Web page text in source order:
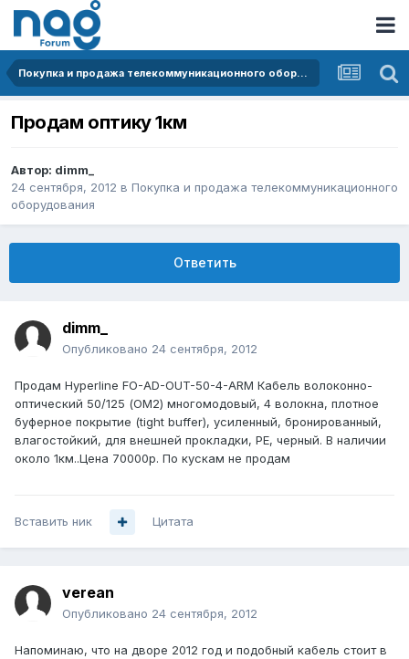
Покупка и продажа телекоммуникационного оборудования
Продам оптику 1км
Автор: dimm_
24 сентября, 2012 в Покупка и продажа телекоммуникационного
оборудования
Ответить
dimm_
Опубликовано 24 сентября, 2012
Продам Hyperline FO-AD-OUT-50-4-ARM Кабель волоконно-
оптический 50/125 (OM2) многомодовый, 4 волокна, плотное
буферное покрытие (tight buffer), усиленный, бронированный,
влагостойкий, для внешней прокладки, PE, черный. В наличии
около 1км..Цена 70000р. По кускам не продам
Вставить ник Цитата
verean
Опубликовано 24 сентября, 2012
Напоминаю, что на дворе 2012 год и подобный кабель стоит в